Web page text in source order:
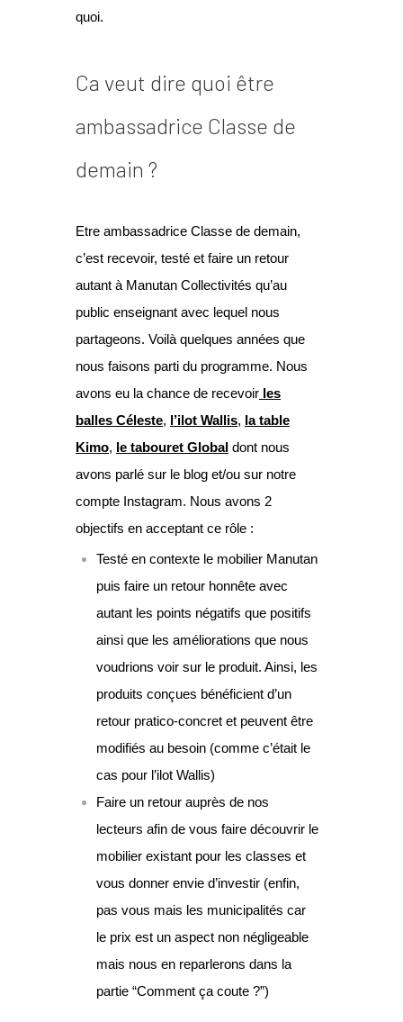
quoi.
Ca veut dire quoi être
ambassadrice Classe de
demain ?
Etre ambassadrice Classe de demain,
c’est recevoir, testé et faire un retour
autant à Manutan Collectivités qu’au
public enseignant avec lequel nous
partageons. Voilà quelques années que
nous faisons parti du programme. Nous
avons eu la chance de recevoir les
balles Céleste, l’ilot Wallis, la table
Kimo, le tabouret Global dont nous
avons parlé sur le blog et/ou sur notre
compte Instagram. Nous avons 2
objectifs en acceptant ce rôle :
Testé en contexte le mobilier Manutan
puis faire un retour honnête avec
autant les points négatifs que positifs
ainsi que les améliorations que nous
voudrions voir sur le produit. Ainsi, les
produits conçues bénéficient d’un
retour pratico-concret et peuvent être
modifiés au besoin (comme c’était le
cas pour l’ilot Wallis)
Faire un retour auprès de nos
lecteurs afin de vous faire découvrir le
mobilier existant pour les classes et
vous donner envie d’investir (enfin,
pas vous mais les municipalités car
le prix est un aspect non négligeable
mais nous en reparlerons dans la
partie “Comment ça coute ?”)